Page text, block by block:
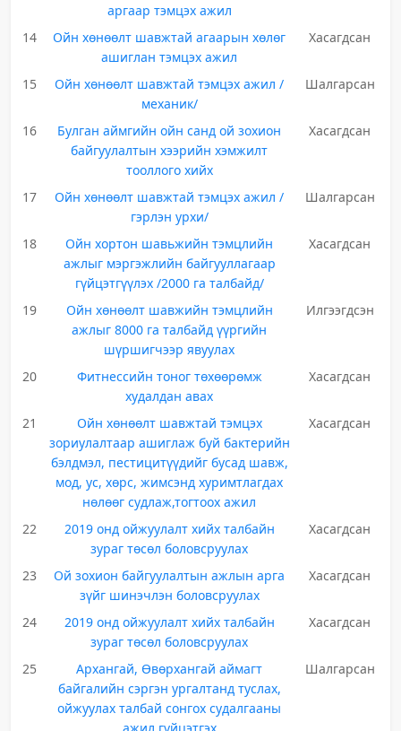
аргаар тэмцэх ажил
14
Ойн хөнөөлт шавжтай агаарын хөлөг
ашиглан тэмцэх ажил
Хасагдсан
15
Ойн хөнөөлт шавжтай тэмцэх ажил /
механик/
Шалгарсан
16
Булган аймгийн ойн санд ой зохион
байгуулалтын хээрийн хэмжилт
тооллого хийх
Хасагдсан
17
Ойн хөнөөлт шавжтай тэмцэх ажил /
гэрлэн урхи/
Шалгарсан
18
Ойн хортон шавьжийн тэмцлийн
ажлыг мэргэжлийн байгууллагаар
гүйцэтгүүлэх /2000 га талбайд/
Хасагдсан
19
Ойн хөнөөлт шавжийн тэмцлийн
ажлыг 8000 га талбайд үүргийн
шүршигчээр явуулах
Илгээгдсэн
20
Фитнессийн тоног төхөөрөмж
худалдан авах
Хасагдсан
21
Ойн хөнөөлт шавжтай тэмцэх
зориулалтаар ашиглаж буй бактерийн
бэлдмэл, пестицитүүдийг бусад шавж,
мод, ус, хөрс, жимсэнд хуримтлагдах
нөлөөг судлаж,тогтоох ажил
Хасагдсан
22
2019 онд ойжуулалт хийх талбайн
зураг төсөл боловсруулах
Хасагдсан
23
Ой зохион байгуулалтын ажлын арга
зүйг шинэчлэн боловсруулах
Хасагдсан
24
2019 онд ойжуулалт хийх талбайн
зураг төсөл боловсруулах
Хасагдсан
25
Архангай, Өвөрхангай аймагт
байгалийн сэргэн ургалтанд туслах,
ойжуулах талбай сонгох судалгааны
Шалгарсан